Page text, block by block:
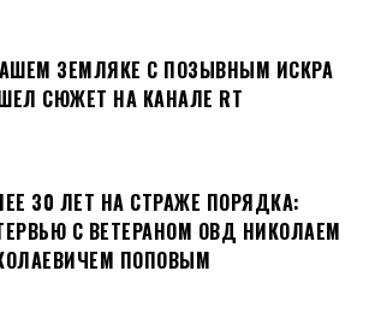
ЗЕМЛЯКЕ С ПОЗЫВНЫМ ИСКРА
СЮЖЕТ НА КАНАЛЕ RT
30 ЛЕТ НА СТРАЖЕ ПОРЯДКА:
С ВЕТЕРАНОМ ОВД НИКОЛАЕМ
ПОПОВЫМ